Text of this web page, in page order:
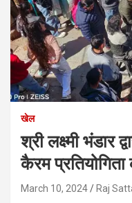
खेल
श्री लक्ष्मी भंडार
कैरम
March 10, 2024 Raj